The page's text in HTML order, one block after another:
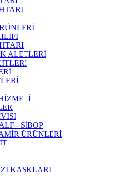
ALETLERİ
- SİBOP
ÜRÜNLERİ
KASKLARI